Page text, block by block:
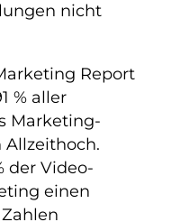
nicht
Report
% aller
Marketing-
Allzeithoch.
der Video-
einen